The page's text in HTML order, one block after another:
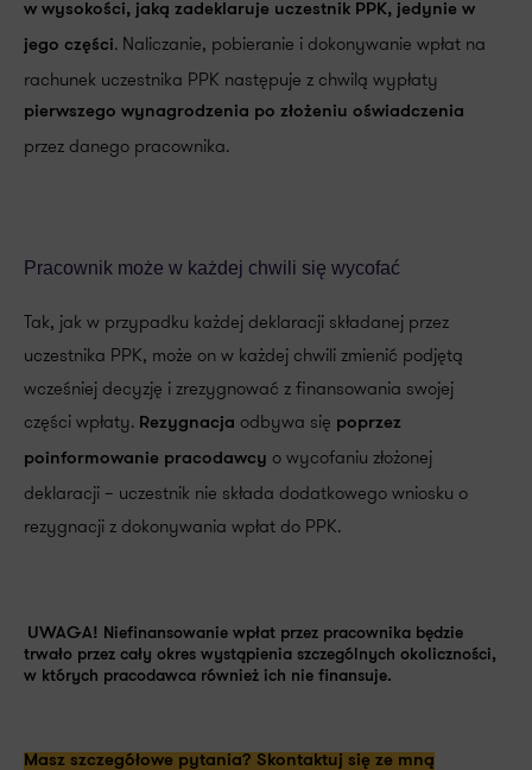
w wysokości, jaką zadeklaruje uczestnik PPK, jedynie w
jego części. Naliczanie, pobieranie i dokonywanie wpłat na
rachunek uczestnika PPK następuje z chwilą wypłaty
pierwszego wynagrodzenia po złożeniu oświadczenia
przez danego pracownika.
Pracownik może w każdej chwili się wycofać
Tak, jak w przypadku każdej deklaracji składanej przez
uczestnika PPK, może on w każdej chwili zmienić podjętą
wcześniej decyzję i zrezygnować z finansowania swojej
części wpłaty. Rezygnacja odbywa się poprzez
poinformowanie pracodawcy o wycofaniu złożonej
deklaracji – uczestnik nie składa dodatkowego wniosku o
rezygnacji z dokonywania wpłat do PPK.
UWAGA! Niefinansowanie wpłat przez pracownika będzie
trwało przez cały okres wystąpienia szczególnych okoliczności,
w których pracodawca również ich nie finansuje.
Masz szczegółowe pytania? Skontaktuj się ze mną